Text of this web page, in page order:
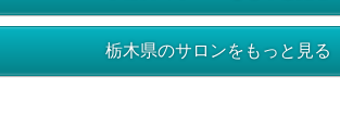
栃木県のサロンをもっと見る